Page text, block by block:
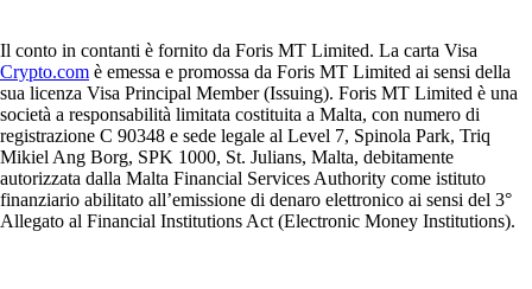
Il conto in contanti è fornito da Foris MT Limited. La carta Visa
Crypto.com è emessa e promossa da Foris MT Limited ai sensi della
sua licenza Visa Principal Member (Issuing). Foris MT Limited è una
società a responsabilità limitata costituita a Malta, con numero di
registrazione C 90348 e sede legale al Level 7, Spinola Park, Triq
Mikiel Ang Borg, SPK 1000, St. Julians, Malta, debitamente
autorizzata dalla Malta Financial Services Authority come istituto
finanziario abilitato all’emissione di denaro elettronico ai sensi del 3°
Allegato al Financial Institutions Act (Electronic Money Institutions).